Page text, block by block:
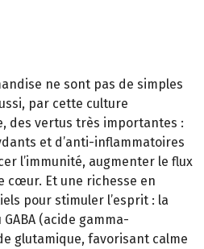
ne sont pas de simples
par cette culture
des vertus très importantes :
et d’anti-inflammatoires
l’immunité, augmenter le flux
cœur. Et une richesse en
pour stimuler l’esprit : la
(acide gamma-
glutamique, favorisant calme